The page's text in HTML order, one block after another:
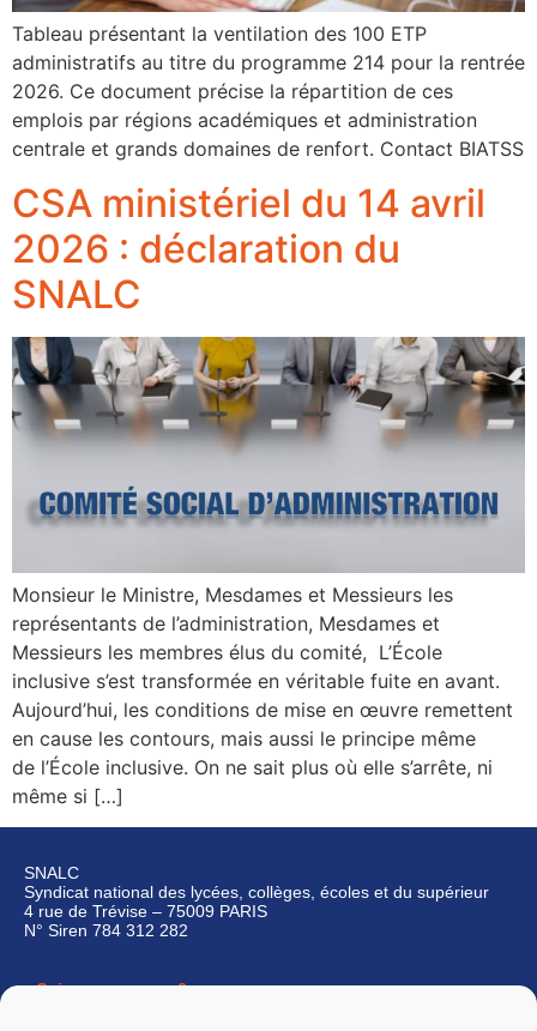
Tableau présentant la ventilation des 100 ETP
administratifs au titre du programme 214 pour la rentrée
2026. Ce document précise la répartition de ces
emplois par régions académiques et administration
centrale et grands domaines de renfort. Contact BIATSS
CSA ministériel du 14 avril
2026 : déclaration du
SNALC
Monsieur le Ministre, Mesdames et Messieurs les
représentants de l’administration, Mesdames et
Messieurs les membres élus du comité, L’École
inclusive s’est transformée en véritable fuite en avant.
Aujourd’hui, les conditions de mise en œuvre remettent
en cause les contours, mais aussi le principe même
de l’École inclusive. On ne sait plus où elle s’arrête, ni
même si […]
SNALC
Syndicat national des lycées, collèges, écoles et du supérieur
4 rue de Trévise – 75009 PARIS
N° Siren 784 312 282
Qui sommes-nous ?